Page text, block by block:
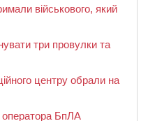
військового, який
три провулки та
центру обрали на
оператора БпЛА